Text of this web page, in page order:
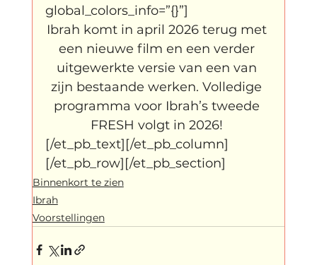
global_colors_info=”{}”]
Ibrah komt in april 2026 terug met
een nieuwe film en een verder
uitgewerkte versie van een van
zijn bestaande werken. Volledige
programma voor Ibrah’s tweede
FRESH volgt in 2026!
[/et_pb_text][/et_pb_column]
[/et_pb_row][/et_pb_section]
Binnenkort te zien
Ibrah
Voorstellingen